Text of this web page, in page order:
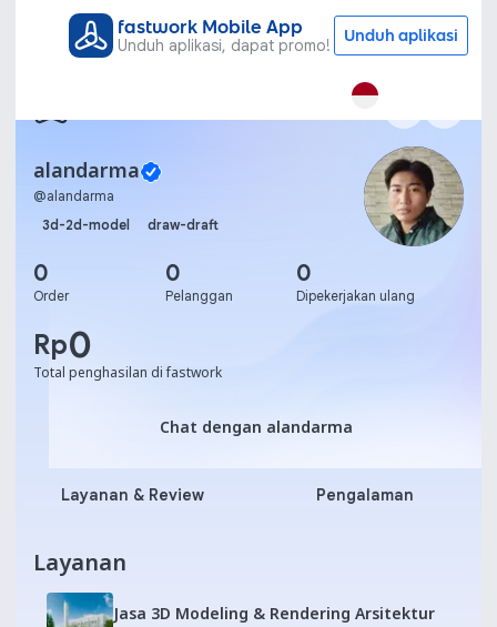
fastwork Mobile App
Unduh aplikasi, dapat promo! Unduh aplikasi
alandarma
@alandarma
3d-2d-model
draw-draft
0
Order
0
Pelanggan
0
Dipekerjakan ulang
Rp0
Total penghasilan di fastwork
Chat dengan alandarma
Chat dengan alandarma
Layanan & Review Pengalaman
Layanan
Jasa 3D Modeling & Rendering Arsitektur